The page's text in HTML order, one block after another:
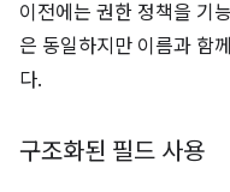
이전에는 권한 정책을 기
은 동일하지만 이름과 함
다.
구조화된 필드 사용